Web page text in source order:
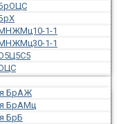
1-1
1-1
БрАЖ
БрАМц
БрБ